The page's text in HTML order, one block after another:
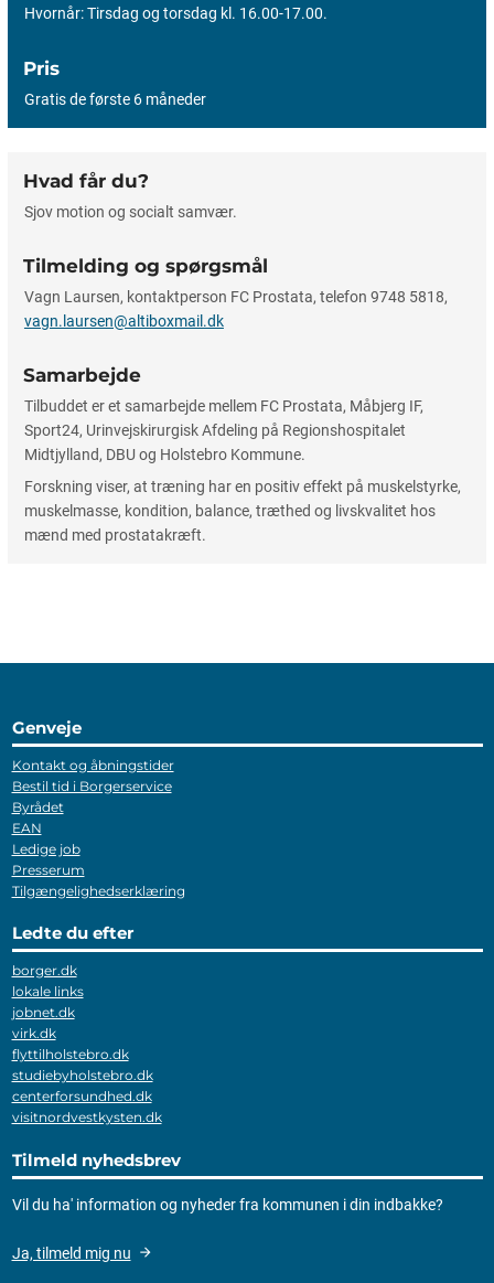
Hvornår: Tirsdag og torsdag kl. 16.00-17.00.
Pris
Gratis de første 6 måneder
Hvad får du?
Sjov motion og socialt samvær.
Tilmelding og spørgsmål
Vagn Laursen, kontaktperson FC Prostata, telefon 9748 5818,
vagn.laursen@altiboxmail.dk
Samarbejde
Tilbuddet er et samarbejde mellem FC Prostata, Måbjerg IF,
Sport24, Urinvejskirurgisk Afdeling på Regionshospitalet
Midtjylland, DBU og Holstebro Kommune.
Forskning viser, at træning har en positiv effekt på muskelstyrke,
muskelmasse, kondition, balance, træthed og livskvalitet hos
mænd med prostatakræft.
Genveje
Kontakt og åbningstider
Bestil tid i Borgerservice
Byrådet
EAN
Ledige job
Presserum
Tilgængelighedserklæring
Ledte du efter
borger.dk
lokale links
jobnet.dk
virk.dk
flyttilholstebro.dk
studiebyholstebro.dk
centerforsundhed.dk
visitnordvestkysten.dk
Tilmeld nyhedsbrev
Vil du ha' information og nyheder fra kommunen i din indbakke?
Ja, tilmeld mig nu